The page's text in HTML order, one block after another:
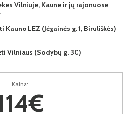
Vilniuje, Kaune ir jų rajonuose
Kauno LEZ (Jėgainės g. 1, Biruliškės)
Vilniaus (Sodybų g. 30)
Kaina: